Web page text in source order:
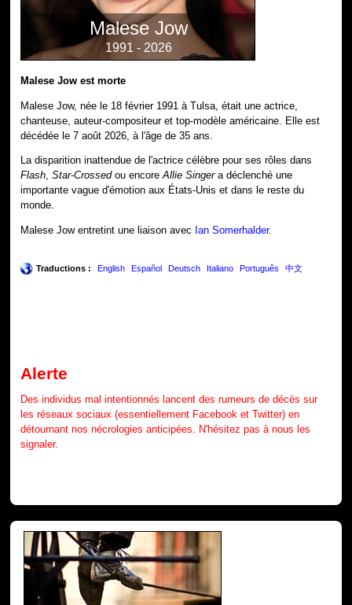
Malese Jow
1991 - 2026
Malese Jow est morte
Malese Jow, née le 18 février 1991 à Tulsa, était une actrice,
chanteuse, auteur-compositeur et top-modèle américaine. Elle est
décédée le 7 août 2026, à l'âge de 35 ans.
La disparition inattendue de l'actrice célèbre pour ses rôles dans
Flash,Star-Crossedou encoreAllie Singera déclenché une
importante vague d'émotion aux États-Unis et dans le reste du
monde.
Malese Jow entretint une liaison avec Ian Somerhalder.
Traductions : English Español Deutsch Italiano Português 中文
Alerte
Des individus mal intentionnés lancent des rumeurs de décès sur
les réseaux sociaux (essentiellement Facebook et Twitter) en
détournant nos nécrologies anticipées. N'hésitez pas à nous les
signaler.